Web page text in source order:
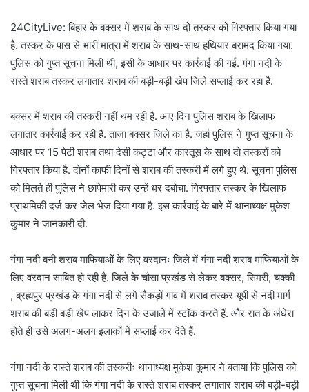
24CityLive: बिहार के बक्सर में शराब के साथ दो तस्कर को गिरफ्तार किया गया
है. तस्कर के पास से भारी मात्रा में शराब के साथ-साथ हथियार बरामद किया गया.
पुलिस को गुप्त सूचना मिली थी, इसी के आधार पर कार्रवाई की गई. गंगा नदी के
रास्ते शराब तस्कर लगातार शराब की बड़ी-बड़ी खेप जिले सप्लाई कर रहा है.
बक्सर में शराब की तस्करी नहीं थम रही है. आए दिन पुलिस शराब के खिलाफ
लगातार कार्रवाई कर रही है. ताजा बक्सर जिले का है. जहां पुलिस ने गुप्त सूचना के
आधार पर 15 पेटी शराब तथा देसी कट्टा और कारतूस के साथ दो तस्करों को
गिरफ्तार किया है. दोनों काफी दिनों से शराब की तस्करी में लगे हुए थे. सूचना पुलिस
को मिलते ही पुलिस ने छापेमारी कर उन्हें धर दबोचा. गिरफ्तार तस्कर के खिलाफ
प्राथमिकी दर्ज कर जेल भेज दिया गया है. इस कार्रवाई के बारे में थानाध्यक्ष मुकेश
कुमार ने जानकारी दी.
गंगा नदी बनी शराब माफियाओं के लिए वरदानः जिले में गंगा नदी शराब माफियाओं के
लिए वरदान साबित हो रही है. जिले के चौसा प्रखंड से लेकर बक्सर, सिमरी, चक्की
, ब्रह्मपुर प्रखंड के गंगा नदी से लगे सैकड़ों गांव में शराब तस्कर यूपी से नदी मार्ग
शराब की बड़ी बड़ी खेप लाकर दिन के उजाले में स्टॉक करते हैं. और रात के अंधेरा
होते ही उसे अलग-अलग इलाकों में सप्लाई कर देते हैं.
गंगा नदी के रास्ते शराब की तस्करीः थानाध्यक्ष मुकेश कुमार ने बताया कि पुलिस को
गुप्त सूचना मिली थी कि गंगा नदी के रास्ते शराब तस्कर लगातार शराब की बड़ी-बड़ी